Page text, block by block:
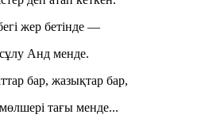
жер бетінде —
Анд менде.
бар, жазықтар бар,
тағы менде...